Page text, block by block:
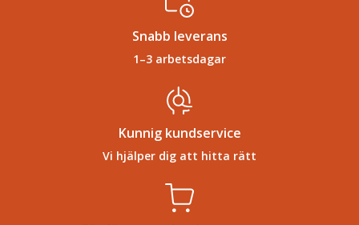
Snabb leverans
1–3 arbetsdagar
Kunnig kundservice
Vi hjälper dig att hitta rätt